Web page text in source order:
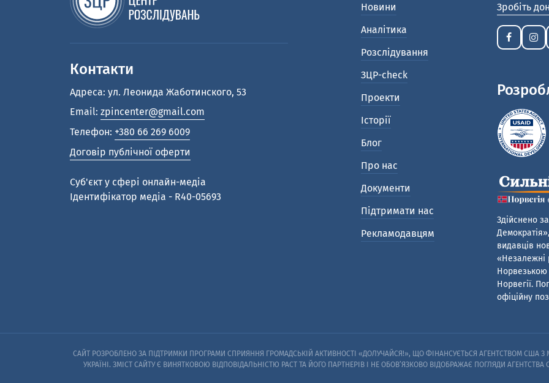
Контакти
Адреса: ул. Леонида Жаботинского, 53
Email: zpincenter@gmail.com
Телефон: +380 66 269 6009
Договір публічної оферти
Cуб'єкт у сфері онлайн-медіа
Ідентифікатор медіа - R40-05693
Новини
Аналітика
Розслідування
ЗЦР-check
Проекти
Історії
Блог
Про нас
Документи
Підтримати нас
Рекламодавцям
Зробіть
Здійснено
видавців
«Незалежні
Норвезькою
Норвегії.
офіційну
САЙТ РОЗРОБЛЕНО ЗА ПІДТРИМКИ ПРОГРАМИ СПРИЯННЯ ГРОМАДСЬКІЙ АКТИВНОСТІ «ДОЛУЧАЙСЯ!», ЩО ФІНАНСУЄТЬСЯ АГЕНТСТВОМ США З
УКРАЇНІ. ЗМІСТ САЙТУ Є ВИНЯТКОВОЮ ВІДПОВІДАЛЬНІСТЮ PACT ТА ЙОГО ПАРТНЕРІВ I НЕ ОБОВ’ЯЗКОВО ВІДОБРАЖАЄ ПОГЛЯДИ